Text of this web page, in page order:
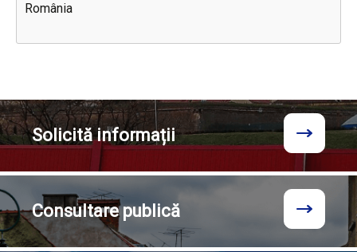
România
Solicităinformații
Consultarepublică